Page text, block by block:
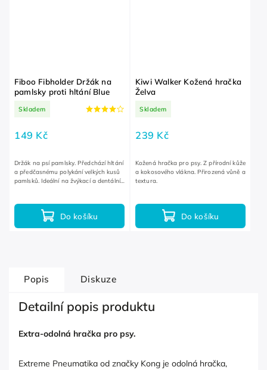
Fiboo Fibholder Držák na
pamlsky proti hltání Blue
Skladem
149 Kč
Do košíku
Držák na psí pamlsky. Předchází hltání
a předčasnému polykání velkých kusů
pamlsků. Ideální na žvýkací a dentální
Kiwi Walker Kožená hračka
Želva
Skladem
239 Kč
Do košíku
Kožená hračka pro psy. Z přírodní kůže
a kokosového vlákna. Přirozená vůně a
textura.
Popis Diskuze
Detailní popis produktu
Extra-odolná hračka pro psy.
Extreme Pneumatika od značky Kong je odolná hračka,